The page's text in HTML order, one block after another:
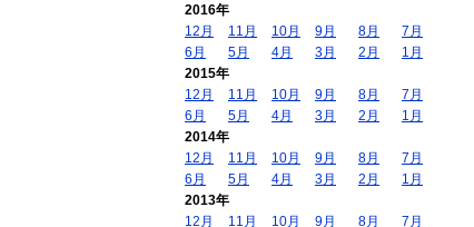
2016年
12月
11月 10月 9月 8月
7月
6月
5月 4月 3月 2月
1月
2015年
12月
11月 10月 9月 8月
7月
6月
5月 4月 3月 2月
1月
2014年
12月
11月 10月 9月 8月
7月
6月
5月 4月 3月 2月
1月
2013年
12月
11月 10月 9月 8月 7月